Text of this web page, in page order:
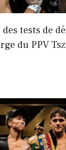
tests de
du PPV